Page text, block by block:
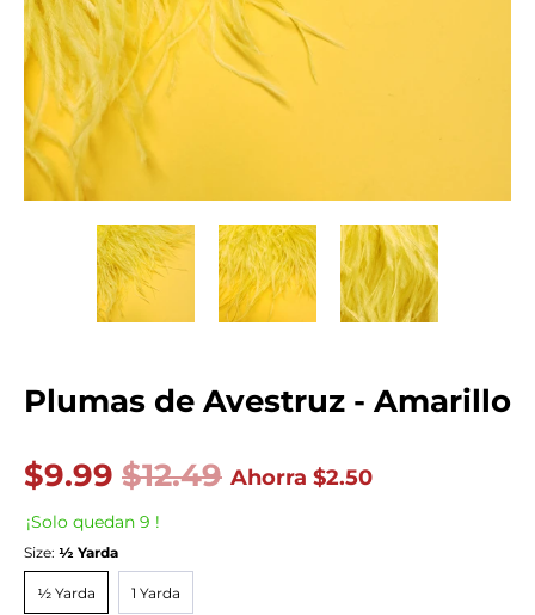
Plumas de Avestruz - Amarillo
$9.99 $12.49 Ahorra $2.50
¡Solo quedan 9 !
Size: ½ Yarda
½ Yarda
½ Yarda
1 Yarda
1 Yarda